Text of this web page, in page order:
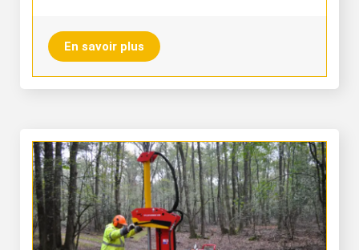
En savoir plus